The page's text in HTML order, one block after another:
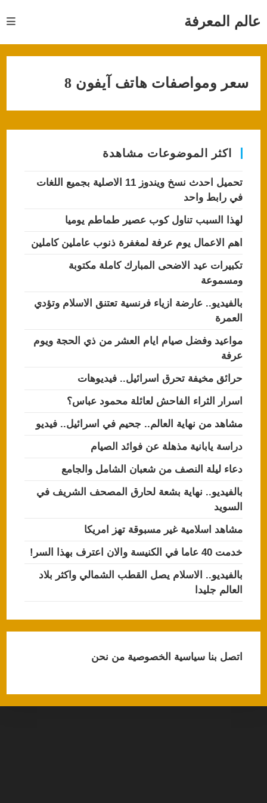
عالم المعرفة
سعر ومواصفات هاتف آيفون 8
اكثر الموضوعات مشاهدة
تحميل احدث نسخ ويندوز 11 الاصلية بجميع اللغات
في رابط واحد
لهذا السبب تناول كوب عصير طماطم يوميا
اهم الاعمال يوم عرفة لمغفرة ذنوب عاملين كاملين
تكبيرات عيد الاضحى المبارك كاملة مكتوبة
ومسموعة
بالفيديو.. عارضة ازياء فرنسية تعتنق الاسلام وتؤدي
العمرة
مواعيد وفضل صيام ايام العشر من ذي الحجة ويوم
عرفة
حرائق مخيفة تحرق اسرائيل.. فيديوهات
اسرار الثراء الفاحش لعائلة محمود عباس؟
مشاهد من نهاية العالم.. جحيم في اسرائيل.. فيديو
دراسة يابانية مذهلة عن فوائد الصيام
دعاء ليلة النصف من شعبان الشامل والجامع
بالفيديو.. نهاية بشعة لحارق المصحف الشريف في
السويد
مشاهد اسلامية غير مسبوقة تهز امريكا
خدمت 40 عاما في الكنيسة والان اعترف بهذا السر!
بالفيديو.. الاسلام يصل القطب الشمالي واكثر بلاد
العالم جليدا
اتصل بناسياسية الخصوصيةمن نحن